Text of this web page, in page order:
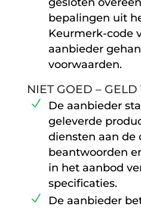
gesloten
bepalingen uit
Keurmerk-code
aanbieder
voorwaarden.
NIET GOED – GELD
De aanbieder
geleverde
diensten aan de
beantwoorden
in het aanbod
specificaties.
De aanbieder